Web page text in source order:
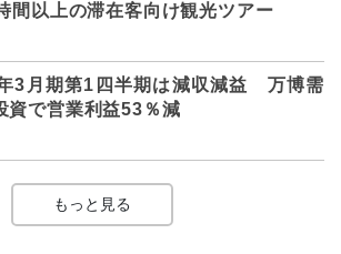
間以上の滞在客向け観光ツアー
3月期第1四半期は減収減益 万博需
資で営業利益53％減
もっと見る